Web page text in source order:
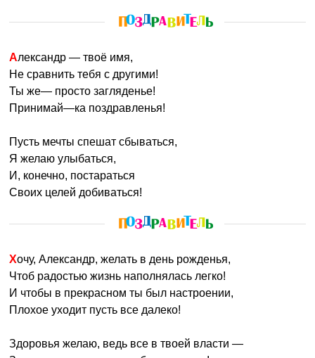
Александр — твоё имя,
Не сравнить тебя с другими!
Ты же— просто загляденье!
Принимай—ка поздравленья!
Пусть мечты спешат сбываться,
Я желаю улыбаться,
И, конечно, постараться
Своих целей добиваться!
Хочу, Александр, желать в день рожденья,
Чтоб радостью жизнь наполнялась легко!
И чтобы в прекрасном ты был настроении,
Плохое уходит пусть все далеко!
Здоровья желаю, ведь все в твоей власти —